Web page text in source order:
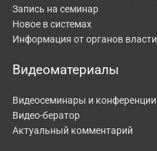
Запись на семинар
Новое в системах
Информация от органов власти
Видеоматериалы
Видеосеминары и конференции
Видео-бератор
Актуальный комментарий